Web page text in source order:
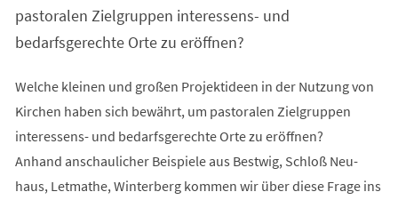
pastoralen Zielgruppen interessens- und
bedarfsgerechte Orte zu eröffnen?
Welche kleinen und großen Projektideen in der Nutzung von
Kirchen haben sich bewährt, um pastoralen Zielgruppen
interessens- und bedarfsgerechte Orte zu eröffnen?
Anhand anschaulicher Beispiele aus Bestwig, Schloß Neu­
haus, Letmathe, Winterberg kommen wir über diese Frage ins